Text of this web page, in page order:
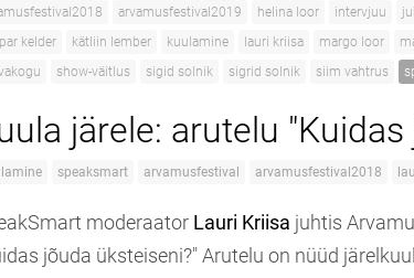
arvamusfestival2019 helina loor intervjuu
kelder
kätliin lember kuulamine lauri kriisa margo loor
show-väitlus sigid solnik sigrid solnik siim vahtrus
järele: arutelu
speaksmart arvamusfestival arvamusfestival2018
moderaator Lauri Kriisa juhtis
jõuda üksteiseni?" Arutelu on nüüd